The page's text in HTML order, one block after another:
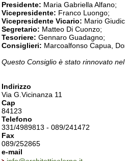
Presidente: Maria Gabriella Alfano;
Vicepresidente: Franco Luongo;
Vicepresidente Vicario: Mario
Segretario: Matteo Di Cuonzo;
Tesoriere: Gennaro Guadagno;
Consiglieri: Marcoalfonso Capua,
Questo Consiglio è stato rinnovato
Indirizzo
Via G.Vicinanza 11
Cap
84123
Telefono
331/4989813 - 089/241472
Fax
089/252865
e-mail